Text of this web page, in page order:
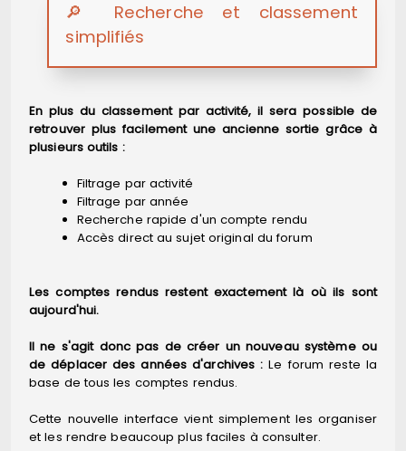
🔎 Recherche et classement
simplifiés
En plus du classement par activité, il sera possible de
retrouver plus facilement une ancienne sortie grâce à
plusieurs outils :
Filtrage par activité
Filtrage par année
Recherche rapide d'un compte rendu
Accès direct au sujet original du forum
Les comptes rendus restent exactement là où ils sont
aujourd'hui.
Il ne s'agit donc pas de créer un nouveau système ou
de déplacer des années d'archives : Le forum reste la
base de tous les comptes rendus.
Cette nouvelle interface vient simplement les organiser
et les rendre beaucoup plus faciles à consulter.